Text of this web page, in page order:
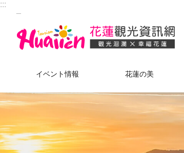
メインのコンテンツブロックにジャンプします
メインのコンテンツブロックにジャンプします
:::
イベント情報 花蓮の美